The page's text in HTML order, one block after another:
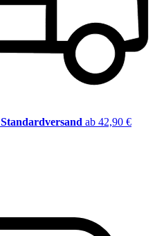
ab 42,90 €